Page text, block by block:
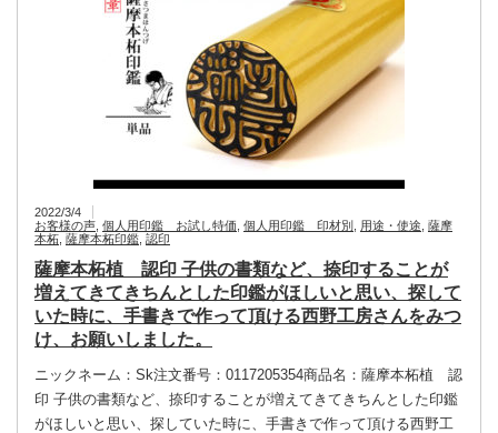
2022/3/4
お客様の声 個人用印鑑 お試し特価 個人用印鑑 印材別 用途・使途 薩摩
本柘 薩摩本柘印鑑 認印
薩摩本柘植 認印 子供の書類など、捺印することが
増えてきてきちんとした印鑑がほしいと思い、探して
いた時に、手書きで作って頂ける西野工房さんをみつ
け、お願いしました。
ニックネーム：Sk注文番号：0117205354商品名：薩摩本柘植 認
印 子供の書類など、捺印することが増えてきてきちんとした印鑑
がほしいと思い、探していた時に、手書きで作って頂ける西野工